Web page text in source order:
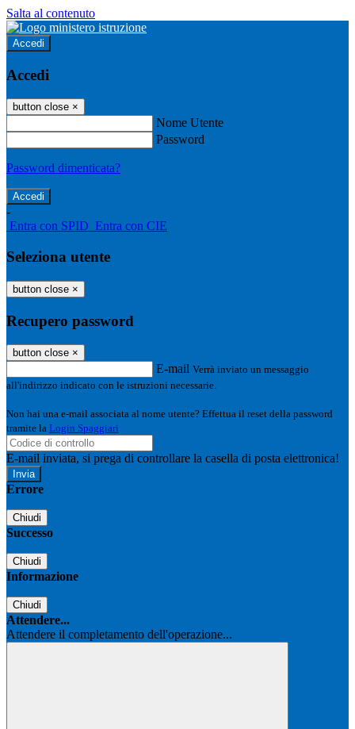
Salta al contenuto
Accedi
Accedi
button close ×
Nome Utente
Password
Password dimenticata?
-
Entra con SPID Entra con CIE
Seleziona utente
button close ×
Recupero password
button close ×
E-mail Verrà inviato un messaggio
all'indirizzo indicato con le istruzioni necessarie.
Non hai una e-mail associata al nome utente? Effettua il reset della password
tramite la Login Spaggiari
E-mail inviata, si prega di controllare la casella di posta elettronica!
Errore
Chiudi
Successo
Chiudi
Informazione
Chiudi
Attendere...
Attendere il completamento dell'operazione...